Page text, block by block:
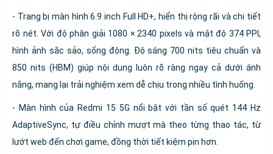
- Trang bị màn hình 6.9 inch Full HD+, hiển thị rộng rãi và chi tiết
rõ nét. Với độ phân giải 1080 × 2340 pixels và mật độ 374 PPI,
hình ảnh sắc sảo, sống động. Độ sáng 700 nits tiêu chuẩn và
850 nits (HBM) giúp nội dung luôn rõ ràng ngay cả dưới ánh
nắng, mang lại trải nghiệm xem dễ chịu trong nhiều tình huống.
- Màn hình của Redmi 15 5G nổi bật với tần số quét 144 Hz
AdaptiveSync, tự điều chỉnh mượt mà theo từng thao tác, từ
lướt web đến chơi game, đồng thời tiết kiệm pin hơn.